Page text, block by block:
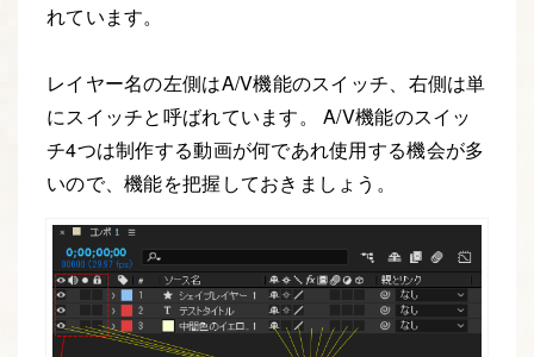
れています。
レイヤー名の左側はA/V機能のスイッチ、右側は単
にスイッチと呼ばれています。 A/V機能のスイッ
チ4つは制作する動画が何であれ使用する機会が多
いので、機能を把握しておきましょう。